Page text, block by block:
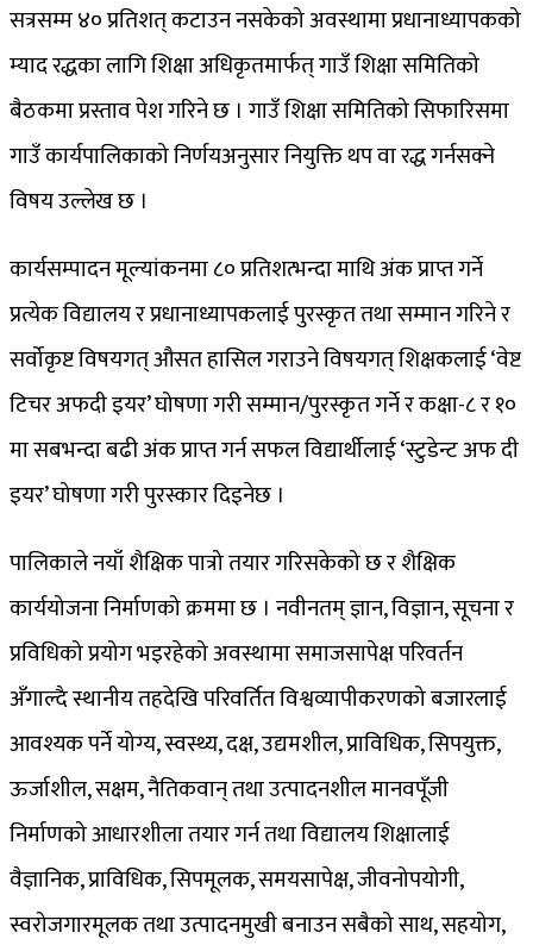
सत्रसम्म ४० प्रतिशत् कटाउन नसकेको अवस्थामा प्रधानाध्यापकको
म्याद रद्धका लागि शिक्षा अधिकृतमार्फत् गाउँ शिक्षा समितिको
बैठकमा प्रस्ताव पेश गरिने छ । गाउँ शिक्षा समितिको सिफारिसमा
गाउँ कार्यपालिकाको निर्णयअनुसार नियुक्ति थप वा रद्ध गर्नसक्ने
विषय उल्लेख छ ।
कार्यसम्पादन मूल्यांकनमा ८० प्रतिशत्भन्दा माथि अंक प्राप्त गर्ने
प्रत्येक विद्यालय र प्रधानाध्यापकलाई पुरस्कृत तथा सम्मान गरिने र
सर्वोकृष्ट विषयगत् औसत हासिल गराउने विषयगत् शिक्षकलाई ‘वेष्ट
टिचर अफदी इयर’ घोषणा गरी सम्मान/पुरस्कृत गर्ने र कक्षा-८ र १०
मा सबभन्दा बढी अंक प्राप्त गर्न सफल विद्यार्थीलाई ‘स्टुडेन्ट अफ दी
इयर’ घोषणा गरी पुरस्कार दिइनेछ ।
पालिकाले नयाँ शैक्षिक पात्रो तयार गरिसकेको छ र शैक्षिक
कार्ययोजना निर्माणको क्रममा छ । नवीनतम् ज्ञान, विज्ञान, सूचना र
प्रविधिको प्रयोग भइरहेको अवस्थामा समाजसापेक्ष परिवर्तन
अँगाल्दै स्थानीय तहदेखि परिवर्तित विश्वव्यापीकरणको बजारलाई
आवश्यक पर्ने योग्य, स्वस्थ्य, दक्ष, उद्यमशील, प्राविधिक, सिपयुक्त,
ऊर्जाशील, सक्षम, नैतिकवान् तथा उत्पादनशील मानवपूँजी
निर्माणको आधारशीला तयार गर्न तथा विद्यालय शिक्षालाई
वैज्ञानिक, प्राविधिक, सिपमूलक, समयसापेक्ष, जीवनोपयोगी,
स्वरोजगारमूलक तथा उत्पादनमुखी बनाउन सबैको साथ, सहयोग,